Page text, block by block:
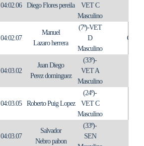
04:02.06 Diego Flores pereila
VET C
Masculino
04:02.07
Manuel
Lazaro herrera
(7º)-VET
D
Masculino
C.A.
04:03.02
Juan Diego
Perez dominguez
(33º)-
VET A
Masculino
04:03.05 Roberto Puig Lopez
(24º)-
VET C
Masculino
04:03.07
Salvador
Nebro pabon
(33º)-
SEN